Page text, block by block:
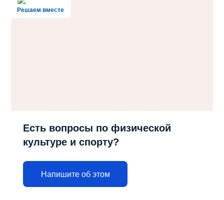
Решаем вместе
Есть вопросы по физической
культуре и спорту?
Напишите об этом